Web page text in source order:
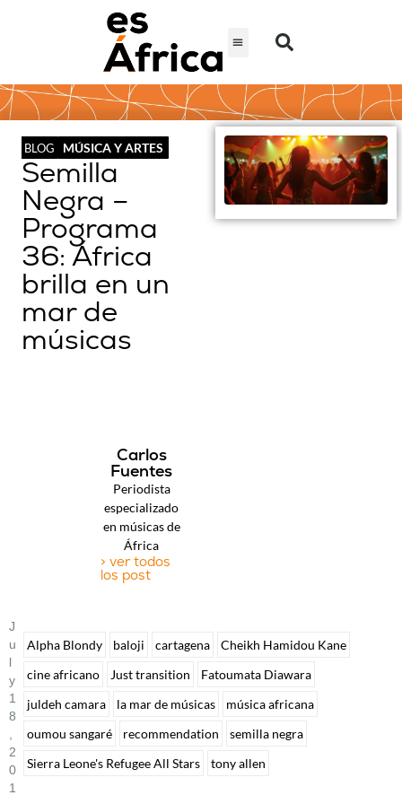
BLOG MÚSICA Y ARTES
Semilla
Negra –
Programa
36: África
brilla en un
mar de
músicas
Carlos
Fuentes
Periodista
especializado
en músicas de
África
> ver todos
los post
J
U
L
Y
1
8
2
0
1
Alpha Blondy baloji cartagena
Cheikh Hamidou Kane
cine africano
Just transition
Fatoumata Diawara
juldeh camara
la mar de músicas
música africana
oumou sangaré
recommendation
semilla negra
Sierra Leone's Refugee All Stars
tony allen